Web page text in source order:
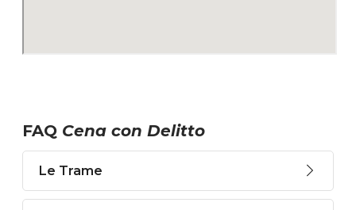
FAQ Cena con Delitto
Le Trame